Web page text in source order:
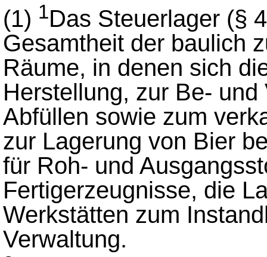
(1) 1Das Steuerlager (§
Gesamtheit der baulich
Räume, in denen sich
Herstellung, zur Be-
Abfüllen sowie zum
zur Lagerung von Bier
für Roh- und
Fertigerzeugnisse, die
Werkstätten zum
Verwaltung.